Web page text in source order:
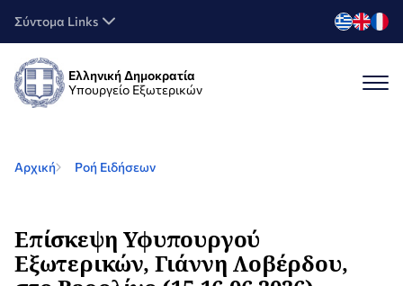
Σύντομα Links
Ελληνική Δημοκρατία
Υπουργείο Εξωτερικών
Αρχική Ροή Ειδήσεων
Επίσκεψη Υφυπουργού
Εξωτερικών, Γιάννη Λοβέρδου,